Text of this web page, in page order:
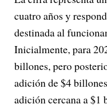
cuatro años y
destinada al
Inicialmente, para
billones, pero
adición de $4
adición cercana a $1